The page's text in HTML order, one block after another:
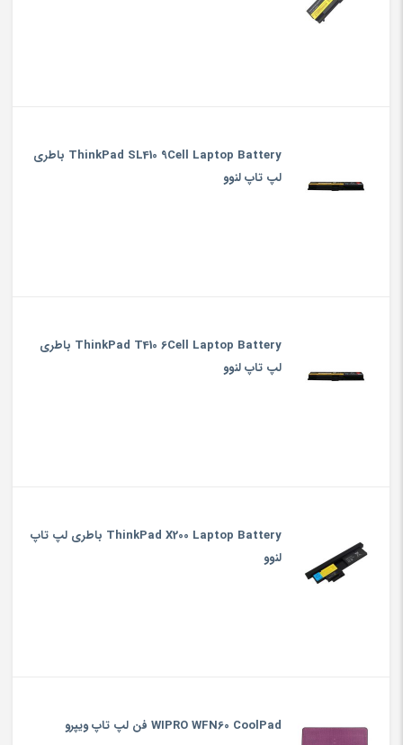
ThinkPad SL410 9Cell Laptop Battery باطری
لپ تاپ لنوو
ThinkPad T410 6Cell Laptop Battery باطری
لپ تاپ لنوو
ThinkPad X200 Laptop Battery باطری لپ تاپ
لنوو
WIPRO WFN60 CoolPad فن لپ تاپ ویپرو